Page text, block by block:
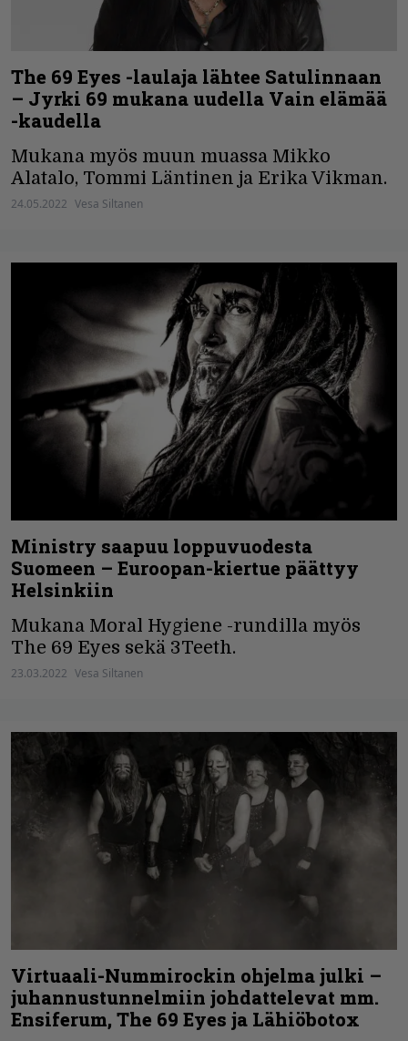
The 69 Eyes -laulaja lähtee Satulinnaan
– Jyrki 69 mukana uudella Vain elämää
-kaudella
Mukana myös muun muassa Mikko
Alatalo, Tommi Läntinen ja Erika Vikman.
24.05.2022 Vesa Siltanen
Ministry saapuu loppuvuodesta
Suomeen – Euroopan-kiertue päättyy
Helsinkiin
Mukana Moral Hygiene -rundilla myös
The 69 Eyes sekä 3Teeth.
23.03.2022 Vesa Siltanen
Virtuaali-Nummirockin ohjelma julki –
juhannustunnelmiin johdattelevat mm.
Ensiferum, The 69 Eyes ja Lähiöbotox